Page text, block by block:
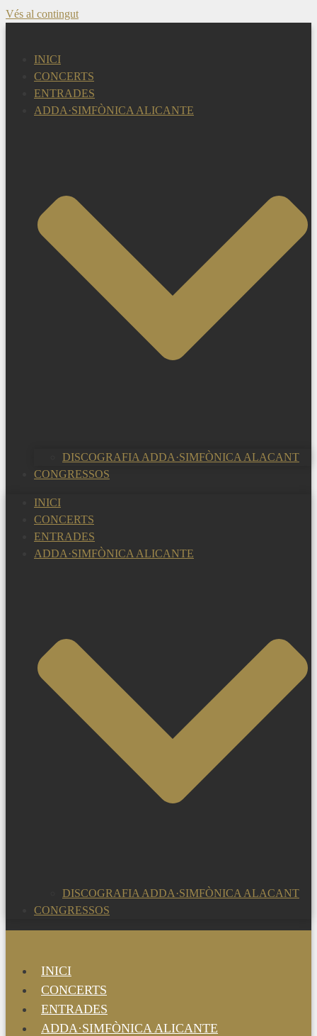
Vés al contingut
INICI
CONCERTS
ENTRADES
ADDA·SIMFÒNICA ALICANTE
DISCOGRAFIA ADDA·SIMFÒNICA ALACANT
CONGRESSOS
INICI
CONCERTS
ENTRADES
ADDA·SIMFÒNICA ALICANTE
DISCOGRAFIA ADDA·SIMFÒNICA ALACANT
CONGRESSOS
INICI
CONCERTS
ENTRADES
ADDA·SIMFÒNICA ALICANTE